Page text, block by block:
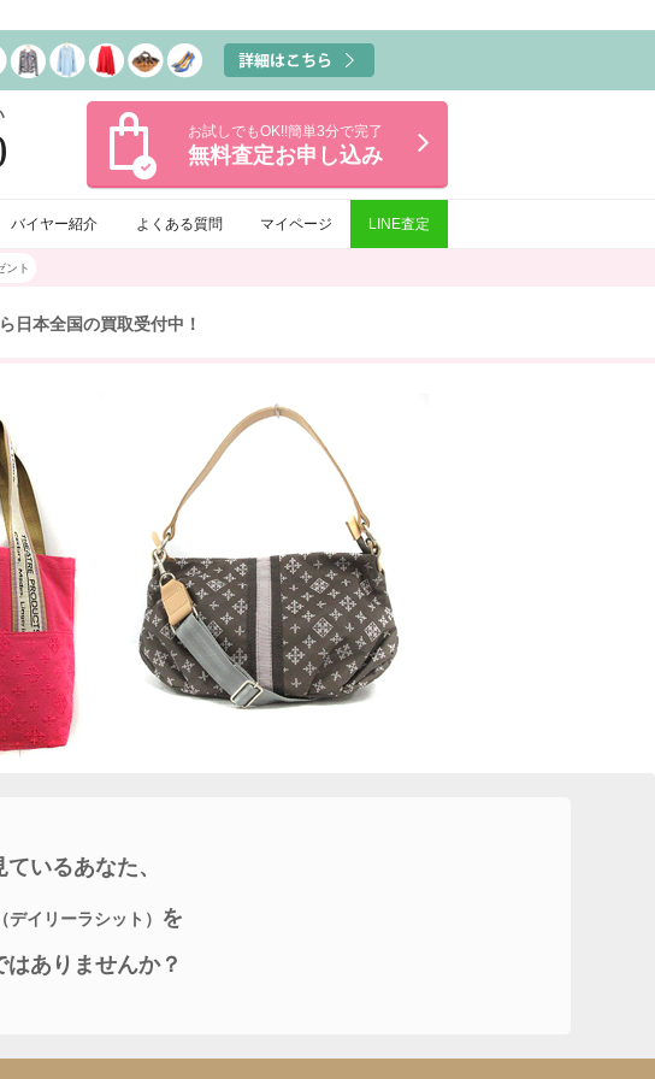
お試しでもOK!!簡単3分で完了
無料査定お申し込み
バイヤー紹介 よくある質問 マイページ LINE査定
ント
日本全国の買取受付中！
いるあなた、
デイリーラシット）
を
ありませんか？